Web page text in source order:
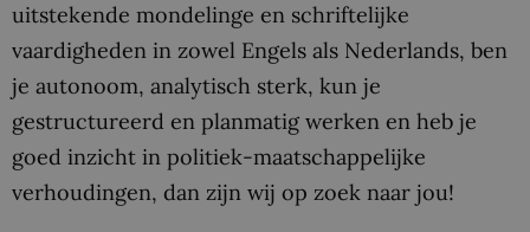
uitstekende mondelinge en schriftelijke
vaardigheden in zowel Engels als Nederlands, ben
je autonoom, analytisch sterk, kun je
gestructureerd en planmatig werken en heb je
goed inzicht in politiek-maatschappelijke
verhoudingen, dan zijn wij op zoek naar jou!